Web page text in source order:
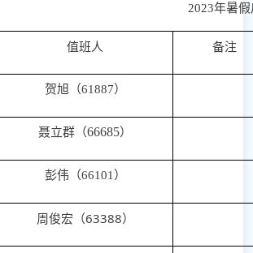
2023年暑假
值班人 备注
贺旭（61887）
聂立群 （66685）
彭伟（66101 ）
周俊宏 （63388）